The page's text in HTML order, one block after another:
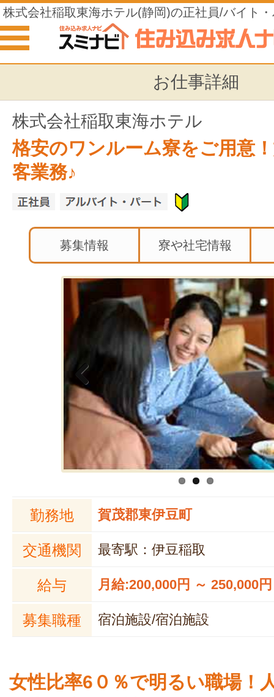
株式会社稲取東海ホテル(静岡)の正社員/バイト
みの仕事
お仕事詳細
株式会社稲取東海ホテル
格安のワンルーム寮をご用意
客業務♪
募集情報 寮や社宅情報
Previous
勤務地 賀茂郡東伊豆町
交通機関 最寄駅：伊豆稲取
給与 月給:200,000円 ～ 250,000円
募集職種 宿泊施設/宿泊施設
女性比率6０％で明るい職場！